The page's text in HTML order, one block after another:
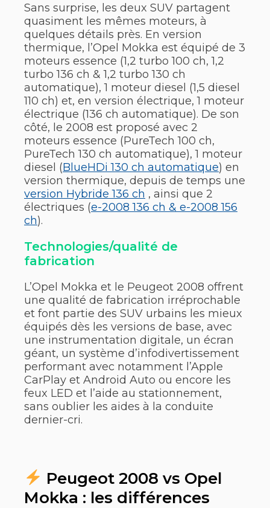
Sans surprise, les deux SUV partagent
quasiment les mêmes moteurs, à
quelques détails près. En version
thermique, l’Opel Mokka est équipé de 3
moteurs essence (1,2 turbo 100 ch, 1,2
turbo 136 ch & 1,2 turbo 130 ch
automatique), 1 moteur diesel (1,5 diesel
110 ch) et, en version électrique, 1 moteur
électrique (136 ch automatique). De son
côté, le 2008 est proposé avec 2
moteurs essence (PureTech 100 ch,
PureTech 130 ch automatique), 1 moteur
diesel (BlueHDi 130 ch automatique) en
version thermique, depuis de temps une
version Hybride 136 ch , ainsi que 2
électriques (e-2008 136 ch & e-2008 156
ch).
Technologies/qualité de
fabrication
L’Opel Mokka et le Peugeot 2008 offrent
une qualité de fabrication irréprochable
et font partie des SUV urbains les mieux
équipés dès les versions de base, avec
une instrumentation digitale, un écran
géant, un système d’infodivertissement
performant avec notamment l’Apple
CarPlay et Android Auto ou encore les
feux LED et l’aide au stationnement,
sans oublier les aides à la conduite
dernier-cri.
Peugeot 2008 vs Opel
Mokka : les différences